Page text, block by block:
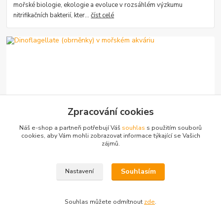
mořské biologie, ekologie a evoluce v rozsáhlém výzkumu
nitrifikačních bakterií, kter...číst celé
22.
Dinoflagellate (obrněnky) v mořském akváriu
nitrifikačních bakterií, kter...číst celé
Zobrazit všechny články
Zpracování cookies
Náš e-shop a partneři potřebují Váš souhlas s použitím souborů
cookies, aby Vám mohli zobrazovat informace týkající se Vašich
zájmů.
Nastavení Souhlasím
Souhlas můžete odmítnout zde.